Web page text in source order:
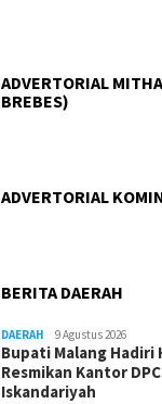
ADVERTORIAL
BREBES)
ADVERTORIAL
BERITA DAERAH
DAERAH 9 Agustus 2026
Bupati Malang Hadiri
Resmikan Kantor
Iskandariyah